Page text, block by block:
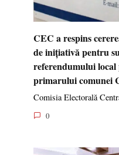
Extindere și
Prioritățile economice
0